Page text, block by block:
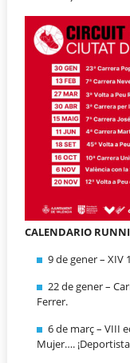
CALENDARIO
9 de gener – XIV
22 de gener –
Ferrer.
6 de març – VIII
Mujer….